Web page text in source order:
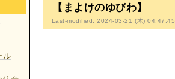
【まよけのゆびわ】
Last-modified: 2024-03-21 (木) 04:47:45
ル